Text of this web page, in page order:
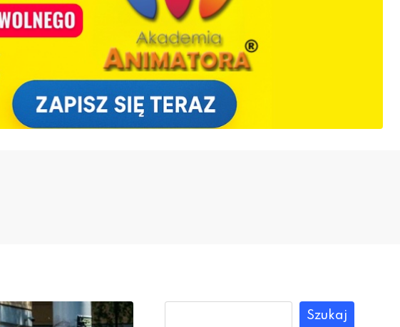
Szukaj